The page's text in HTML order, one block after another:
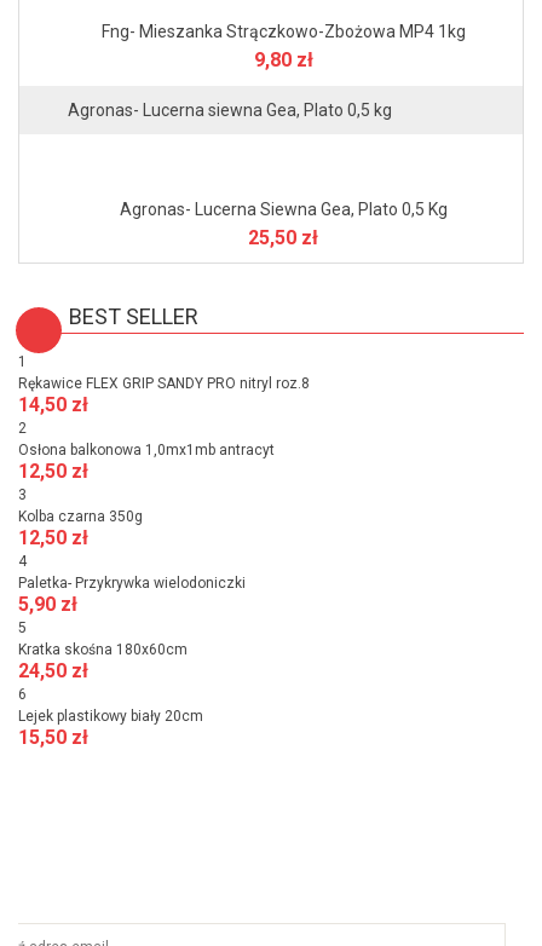
Fng- Mieszanka Strączkowo-Zbożowa MP4 1kg
9,80 zł
Agronas- Lucerna siewna Gea, Plato 0,5 kg
Agronas- Lucerna Siewna Gea, Plato 0,5 Kg
25,50 zł
BEST SELLER
1
Rękawice FLEX GRIP SANDY PRO nitryl roz.8
14,50 zł
2
Osłona balkonowa 1,0mx1mb antracyt
12,50 zł
3
Kolba czarna 350g
12,50 zł
4
Paletka- Przykrywka wielodoniczki
5,90 zł
5
Kratka skośna 180x60cm
24,50 zł
6
Lejek plastikowy biały 20cm
15,50 zł